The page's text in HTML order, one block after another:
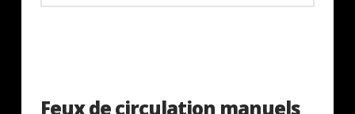
Feux de circulation manuels